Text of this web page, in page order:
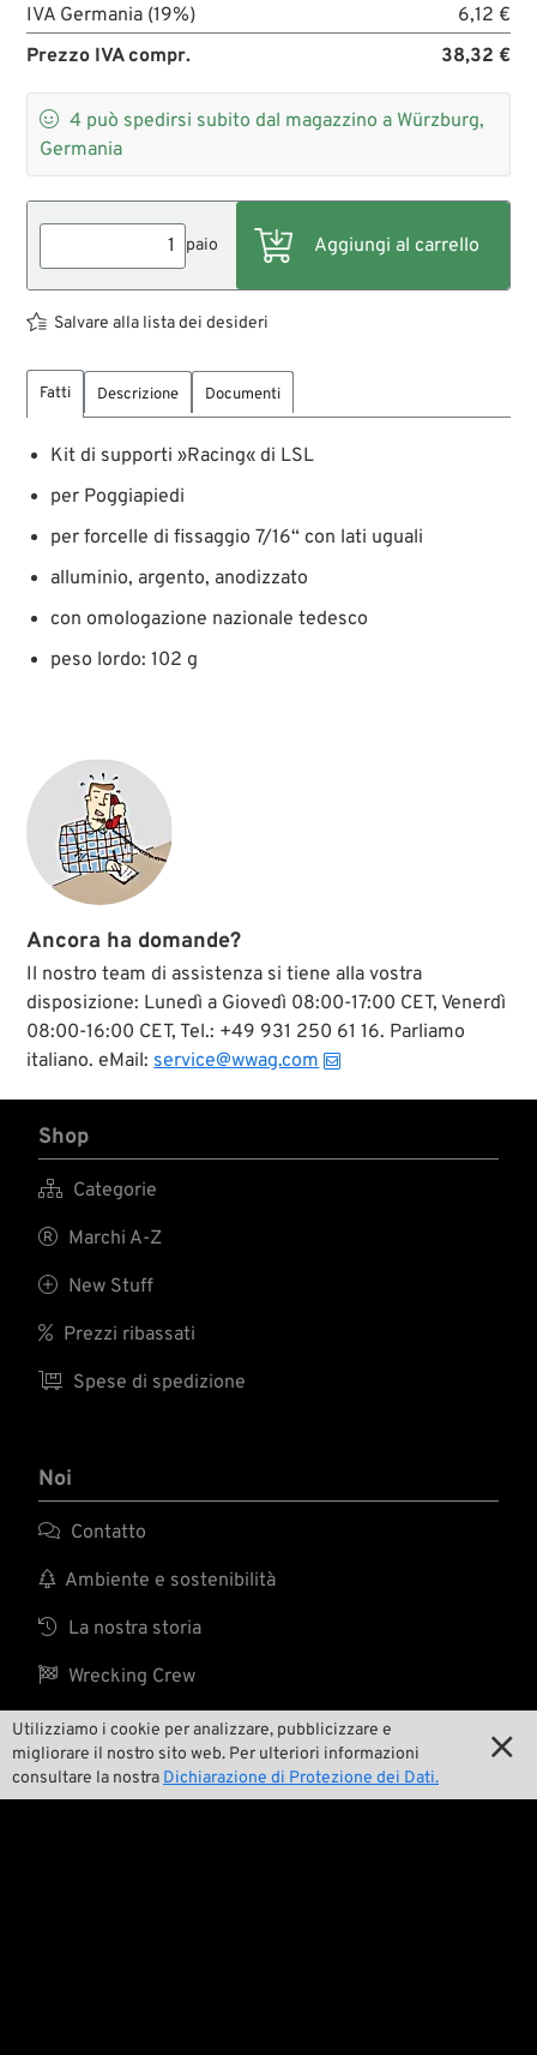
Utilizziamo i cookie per analizzare, pubblicizzare e
migliorare il nostro sito web. Per ulteriori informazioni
consultare la nostra Dichiarazione di Protezione dei Dati.

IVA Germania (19%)
6,12 €
Prezzo IVA compr.
38,32 €
 4 può spedirsi subito dal magazzino a Würzburg,
Germania
paio
Salvare alla lista dei desideri
Fatti Descrizione Documenti
Kit di supporti »Racing« di LSL
per Poggiapiedi
per forcelle di fissaggio 7/16“ con lati uguali
alluminio, argento, anodizzato
con omologazione nazionale tedesco
peso lordo: 102 g
Ancora ha domande?
Il nostro team di assistenza si tiene alla vostra
disposizione: Lunedì a Giovedì 08:00-17:00 CET, Venerdì
08:00-16:00 CET, Tel.: +49 931 250 61 16. Parliamo
italiano. eMail:service@wwag.com
Shop
 Categorie
 Marchi A-Z
 New Stuff
 Prezzi ribassati
 Spese di spedizione
Noi
 Contatto
 Ambiente e sostenibilità
 La nostra storia
 Wrecking Crew
Pan-O-Rama